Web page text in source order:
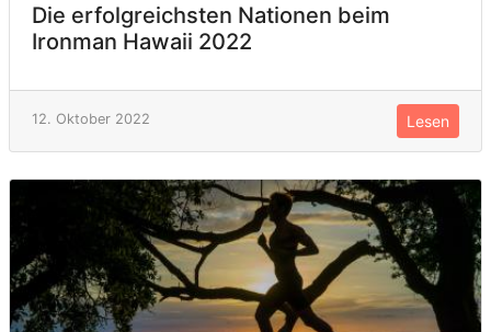
Die erfolgreichsten Nationen beim
Ironman Hawaii 2022
12. Oktober 2022 Lesen